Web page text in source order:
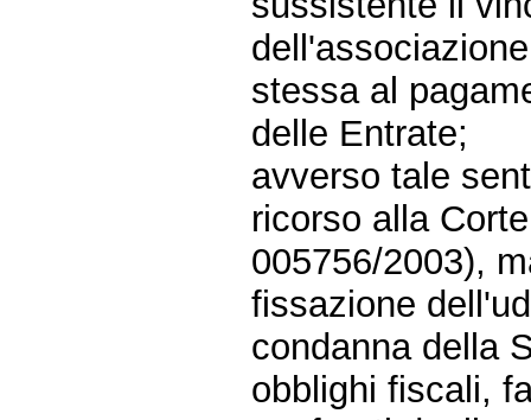
stessa al
delle Entrate;
avverso tale
ricorso alla
005756/2003),
fissazione
condanna della
obblighi fiscali,